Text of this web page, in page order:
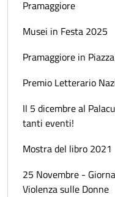
Pramaggiore
Musei in Festa 2025
Pramaggiore in
Premio Letterario
Il 5 dicembre al
tanti eventi!
Mostra del libro 2021
25 Novembre -
Violenza sulle Donne